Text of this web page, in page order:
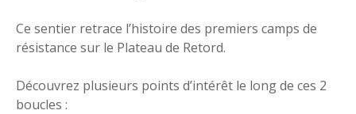
Ce sentier retrace l’histoire des premiers camps de
résistance sur le Plateau de Retord.
Découvrez plusieurs points d’intérêt le long de ces 2
boucles :